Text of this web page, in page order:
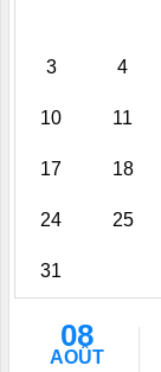
3 4
10 11
17 18
24 25
31
08
AOÛT